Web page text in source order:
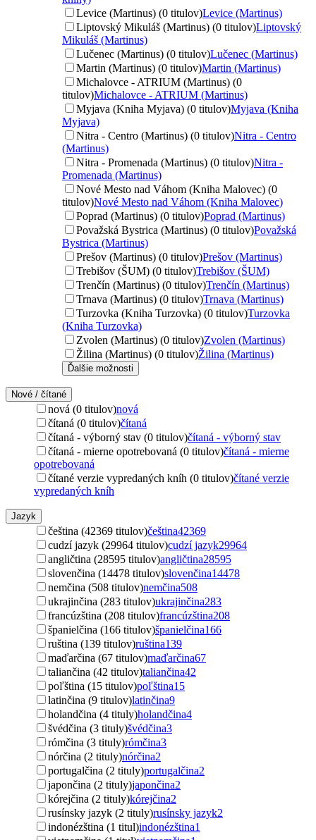
Levice (Martinus) (0 titulov)Levice (Martinus)
Liptovský Mikuláš (Martinus) (0 titulov)Liptovský
Mikuláš (Martinus)
Lučenec (Martinus) (0 titulov)Lučenec (Martinus)
Martin (Martinus) (0 titulov)Martin (Martinus)
Michalovce - ATRIUM (Martinus) (0
titulov)Michalovce - ATRIUM (Martinus)
Myjava (Kniha Myjava) (0 titulov)Myjava (Kniha
Myjava)
Nitra - Centro (Martinus) (0 titulov)Nitra - Centro
(Martinus)
Nitra - Promenada (Martinus) (0 titulov)Nitra -
Promenada (Martinus)
Nové Mesto nad Váhom (Kniha Malovec) (0
titulov)Nové Mesto nad Váhom (Kniha Malovec)
Poprad (Martinus) (0 titulov)Poprad (Martinus)
Považská Bystrica (Martinus) (0 titulov)Považská
Bystrica (Martinus)
Prešov (Martinus) (0 titulov)Prešov (Martinus)
Trebišov (ŠUM) (0 titulov)Trebišov (ŠUM)
Trenčín (Martinus) (0 titulov)Trenčín (Martinus)
Trnava (Martinus) (0 titulov)Trnava (Martinus)
Turzovka (Kniha Turzovka) (0 titulov)Turzovka
(Kniha Turzovka)
Zvolen (Martinus) (0 titulov)Zvolen (Martinus)
Žilina (Martinus) (0 titulov)Žilina (Martinus)
Ďalšie možnosti
Nové / čítané
nová (0 titulov)nová
čítaná (0 titulov)čítaná
čítaná - výborný stav (0 titulov)čítaná - výborný stav
čítaná - mierne opotrebovaná (0 titulov)čítaná - mierne
opotrebovaná
čítané verzie vypredaných kníh (0 titulov)čítané verzie
vypredaných kníh
Jazyk
čeština (42369 titulov)čeština42369
cudzí jazyk (29964 titulov)cudzí jazyk29964
angličtina (28595 titulov)angličtina28595
slovenčina (14478 titulov)slovenčina14478
nemčina (508 titulov)nemčina508
ukrajinčina (283 titulov)ukrajinčina283
francúzština (208 titulov)francúzština208
španielčina (166 titulov)španielčina166
ruština (139 titulov)ruština139
maďarčina (67 titulov)maďarčina67
taliančina (42 titulov)taliančina42
poľština (15 titulov)poľština15
latinčina (9 titulov)latinčina9
holandčina (4 tituly)holandčina4
švédčina (3 tituly)švédčina3
rómčina (3 tituly)rómčina3
nórčina (2 tituly)nórčina2
portugalčina (2 tituly)portugalčina2
japončina (2 tituly)japončina2
kórejčina (2 tituly)kórejčina2
rusínsky jazyk (2 tituly)rusínsky jazyk2
indonézština (1 titul)indonézština1